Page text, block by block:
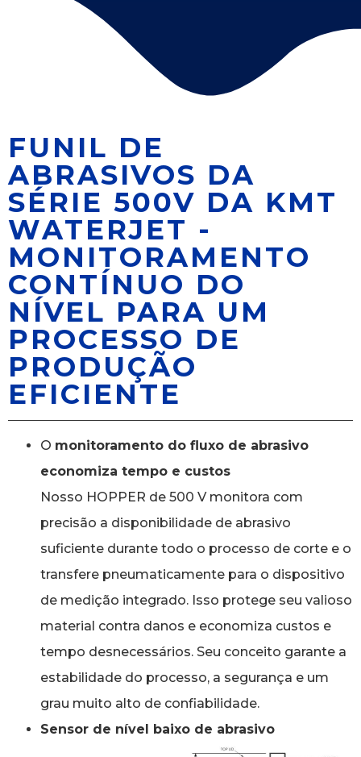
FUNIL DE
ABRASIVOS DA
SÉRIE 500V DA KMT
WATERJET -
MONITORAMENTO
CONTÍNUO DO
NÍVEL PARA UM
PROCESSO DE
PRODUÇÃO
EFICIENTE
O monitoramento do fluxo de abrasivo
economiza tempo e custos
Nosso HOPPER de 500 V monitora com
precisão a disponibilidade de abrasivo
suficiente durante todo o processo de corte e o
transfere pneumaticamente para o dispositivo
de medição integrado. Isso protege seu valioso
material contra danos e economiza custos e
tempo desnecessários. Seu conceito garante a
estabilidade do processo, a segurança e um
grau muito alto de confiabilidade.
Sensor de nível baixo de abrasivo